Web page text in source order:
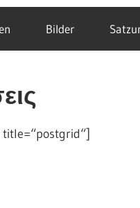
Bilder
title=“postgrid“]